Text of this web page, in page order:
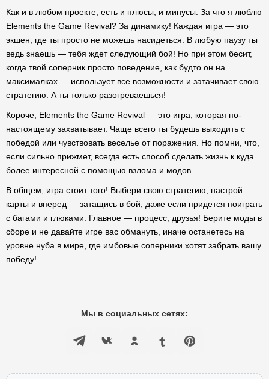
Как и в любом проекте, есть и плюсы, и минусы. За что я люблю
Elements the Game Revival? За динамику! Каждая игра — это
экшен, где ты просто не можешь насидеться. В любую паузу ты
ведь знаешь — тебя ждет следующий бой! Но при этом бесит,
когда твой соперник просто поведение, как будто он на
максималках — использует все возможности и затачивает свою
стратегию. А ты только разогреваешься!
Короче, Elements the Game Revival — это игра, которая по-
настоящему захватывает. Чаще всего ты будешь выходить с
победой или чувствовать веселье от поражения. Но помни, что,
если сильно прижмет, всегда есть способ сделать жизнь к куда
более интересной с помощью взлома и модов.
В общем, игра стоит того! Выбери свою стратегию, настрой
карты и вперед — затащись в бой, даже если придется поиграть
с багами и глюками. Главное — процесс, друзья! Берите моды в
сборе и не давайте игре вас обмануть, иначе останетесь на
уровне нуба в мире, где имбовые соперники хотят забрать вашу
победу!
Мы в социальных сетях: